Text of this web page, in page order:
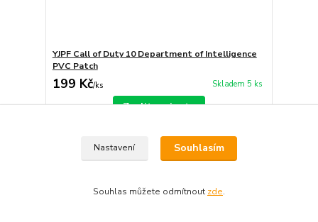
YJPF Call of Duty 10 Department of Intelligence
PVC Patch
199 Kč/ks Skladem 5 ks
Zvolit variantu
Nastavení Souhlasím
Souhlas můžete odmítnout zde.